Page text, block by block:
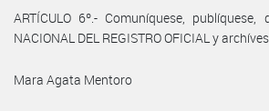
ARTÍCULO 6º.- Comuníquese, publíquese,
NACIONAL DEL REGISTRO OFICIAL y
Mara Agata Mentoro